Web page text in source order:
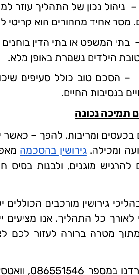
ניהול נכון של התהליך עוזר
מסר אחיד מההורים הוא קריטי
בתי המשפט או בתי הדין
הילדים נשמרת באופן מלא.
– הסכם טוב כולל סעיפים
בנסיבות החיים.
תמיכה נכונה
בכעסים ומריבות. להפך – כאשר
ומכילה.גירושין בהסכמה
מוגנים, ולבנות בסיס
גירושין מורכבים
לאורך כל התהליך. אנו מציעים
מתוך מטרה ברורה לעזור